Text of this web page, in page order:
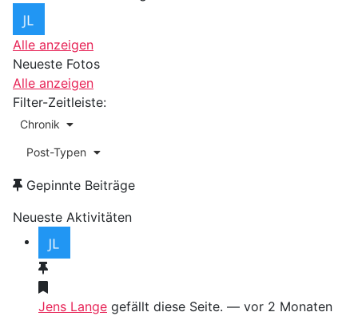
Alle anzeigen
Neueste Fotos
Alle anzeigen
Filter-Zeitleiste:
Chronik
Post-Typen
Gepinnte Beiträge
Neueste Aktivitäten
Jens Lange gefällt diese Seite. — vor 2 Monaten